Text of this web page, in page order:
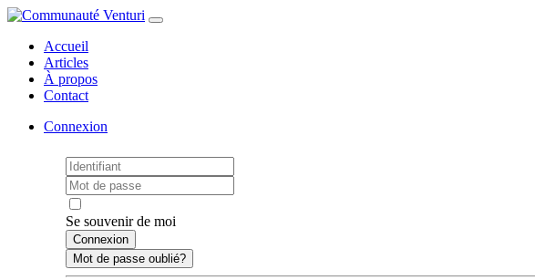
Accueil
Articles
À propos
Contact
Connexion
Se souvenir de moi
Mot de passe oublié?